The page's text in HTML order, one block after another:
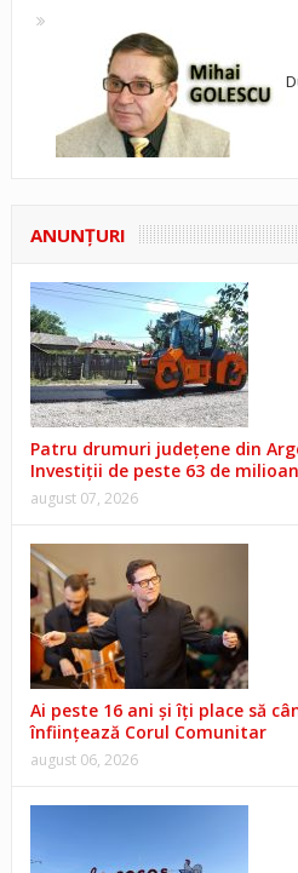
ANUNŢURI
Patru drumuri județene din
Investiții de peste 63 de
august 07, 2026
Ai peste 16 ani și îți place să
înființează Corul Comunitar
august 06, 2026